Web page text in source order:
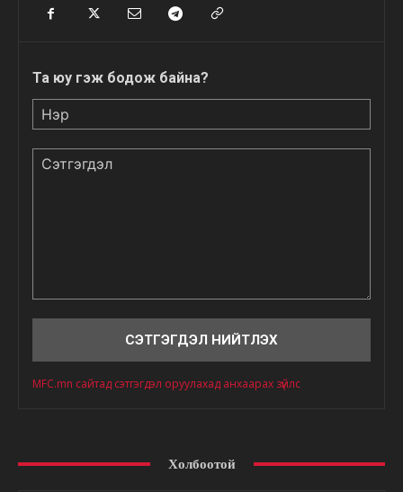
Та юу гэж бодож байна?
MFC.mn сайтад сэтгэгдэл оруулахад анхаарах зүйлс
Холбоотой